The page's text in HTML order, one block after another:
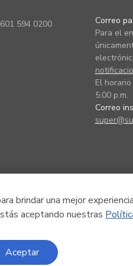
brindar una mejor
aceptando nuestras
Aceptar
594 0200
Correo
Para el
El
5:00 p.m.
Correo